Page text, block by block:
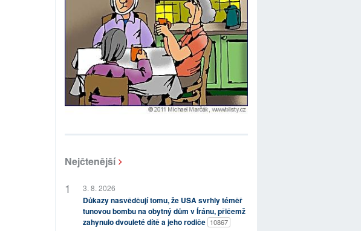
Nejčtenější
3. 8. 2026
Důkazy nasvědčují tomu, že USA svrhly téměř
tunovou bombu na obytný dům v Íránu, přičemž
zahynulo dvouleté dítě a jeho rodiče 10867